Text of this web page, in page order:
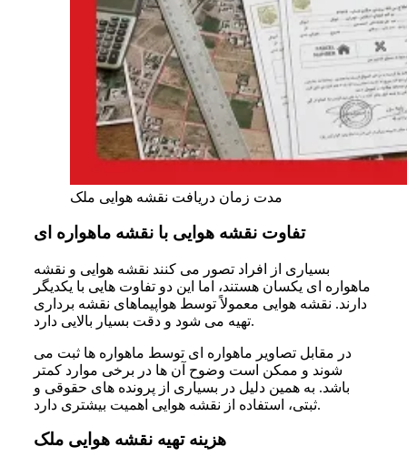
مدت زمان دریافت نقشه هوایی ملک
تفاوت نقشه هوایی با نقشه ماهواره‌ ای
بسیاری از افراد تصور می‌ کنند نقشه هوایی و نقشه
ماهواره‌ ای یکسان هستند، اما این دو تفاوت‌ هایی با یکدیگر
دارند. نقشه هوایی معمولاً توسط هواپیماهای نقشه‌ برداری
تهیه می‌ شود و دقت بسیار بالایی دارد.
در مقابل تصاویر ماهواره‌ ای توسط ماهواره‌ ها ثبت می‌
شوند و ممکن است وضوح آن‌ ها در برخی موارد کمتر
باشد. به همین دلیل در بسیاری از پرونده‌ های حقوقی و
ثبتی، استفاده از نقشه هوایی اهمیت بیشتری دارد.
هزینه تهیه نقشه هوایی ملک